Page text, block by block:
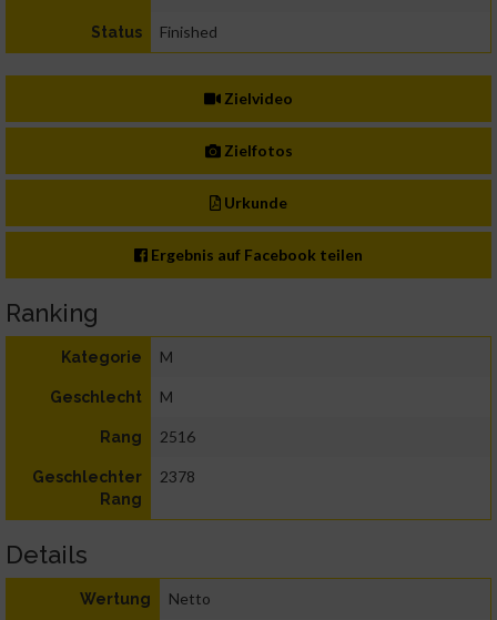
Status Finished
Zielvideo
Zielfotos
Urkunde
Ergebnis auf Facebook teilen
Ranking
Kategorie M
Geschlecht M
Rang 2516
Geschlechter
Rang
2378
Details
Wertung Netto